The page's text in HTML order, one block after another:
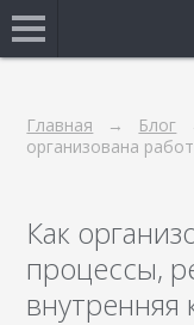
Главная Блог
организована
Как
процессы,
внутренняя